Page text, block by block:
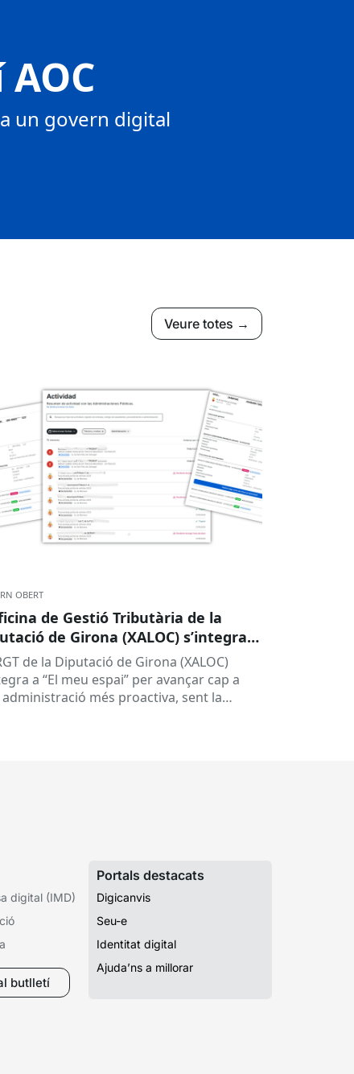
un govern digital
Veure totes →
OBERT
de Gestió Tributària de la
de Girona (XALOC) s’integra
El meu Espai
de la Diputació de Girona (XALOC)
a “El meu espai” per avançar cap a
més proactiva, sent la
digital (IMD)
butlletí
Portals destacats
Digicanvis
Seu-e
Identitat digital
Ajuda’ns a millorar